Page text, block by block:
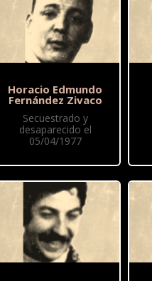
Horacio Edmundo
Fernández Zivaco
Secuestrado y
desaparecido el
05/04/1977